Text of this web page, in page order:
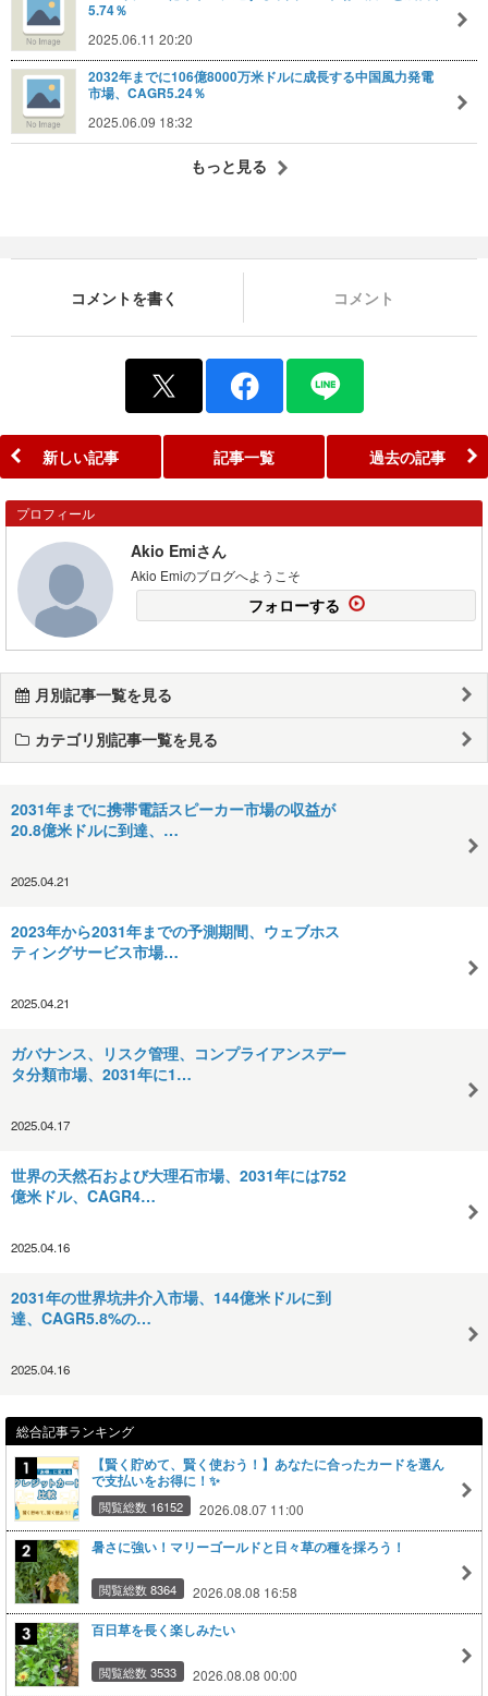
5.74％
2025.06.11 20:20
2032年までに106億8000万米ドルに成長する中国風力発電
市場、CAGR5.24％
2025.06.09 18:32
もっと見る
コメントを書く コメント
新しい記事 記事一覧 過去の記事
プロフィール
Akio Emiさん
Akio Emiのブログへようこそ
フォローする
月別記事一覧を見る
カテゴリ別記事一覧を見る
2031年までに携帯電話スピーカー市場の収益が
20.8億米ドルに到達、…
2025.04.21
2023年から2031年までの予測期間、ウェブホス
ティングサービス市場…
2025.04.21
ガバナンス、リスク管理、コンプライアンスデー
タ分類市場、2031年に1…
2025.04.17
世界の天然石および大理石市場、2031年には752
億米ドル、CAGR4…
2025.04.16
2031年の世界坑井介入市場、144億米ドルに到
達、CAGR5.8%の…
2025.04.16
総合記事ランキング
【賢く貯めて、賢く使おう！】あなたに合ったカードを選ん
で支払いをお得に！✨
閲覧総数 16152 2026.08.07 11:00
暑さに強い！マリーゴールドと日々草の種を採ろう！
閲覧総数 8364 2026.08.08 16:58
百日草を長く楽しみたい
閲覧総数 3533 2026.08.08 00:00